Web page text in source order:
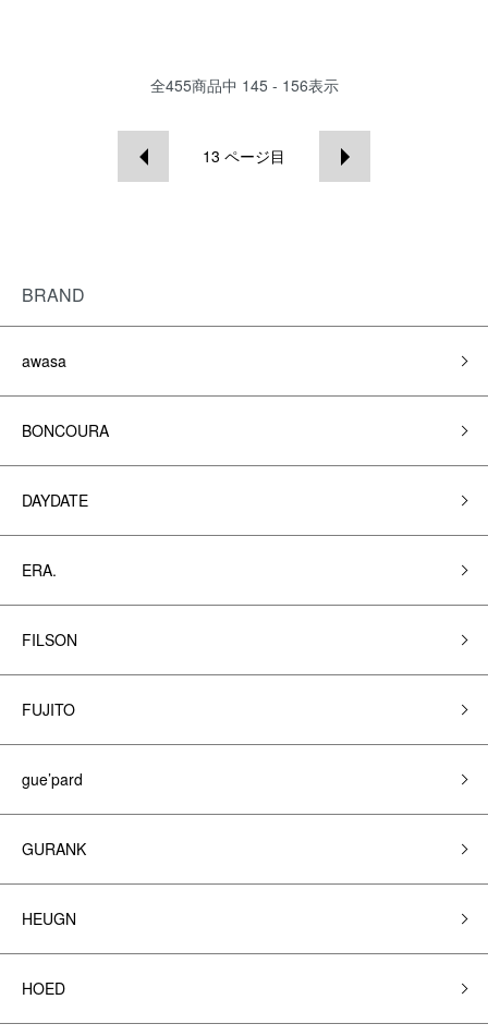
全455商品中 145 - 156表示
13 ページ目
BRAND
awasa
BONCOURA
DAYDATE
ERA.
FILSON
FUJITO
gue’pard
GURANK
HEUGN
HOED